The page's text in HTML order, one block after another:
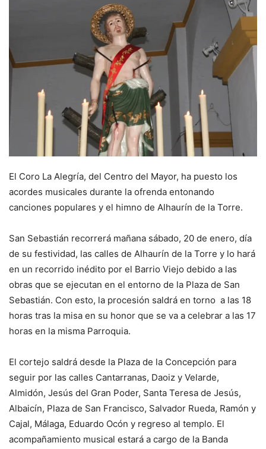
El Coro La Alegría, del Centro del Mayor, ha puesto los
acordes musicales durante la ofrenda entonando
canciones populares y el himno de Alhaurín de la Torre.
San Sebastián recorrerá mañana sábado, 20 de enero, día
de su festividad, las calles de Alhaurín de la Torre y lo hará
en un recorrido inédito por el Barrio Viejo debido a las
obras que se ejecutan en el entorno de la Plaza de San
Sebastián. Con esto, la procesión saldrá en torno a las 18
horas tras la misa en su honor que se va a celebrar a las 17
horas en la misma Parroquia.
El cortejo saldrá desde la Plaza de la Concepción para
seguir por las calles Cantarranas, Daoiz y Velarde,
Almidón, Jesús del Gran Poder, Santa Teresa de Jesús,
Albaicín, Plaza de San Francisco, Salvador Rueda, Ramón y
Cajal, Málaga, Eduardo Ocón y regreso al templo. El
acompañamiento musical estará a cargo de la Banda